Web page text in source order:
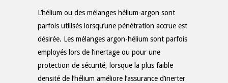
L’hélium ou des mélanges hélium-argon sont
parfois utilisés lorsqu’une pénétration accrue est
désirée. Les mélanges argon-hélium sont parfois
employés lors de l’inertage ou pour une
protection de sécurité, lorsque la plus faible
densité de l’hélium améliore l’assurance d’inerter